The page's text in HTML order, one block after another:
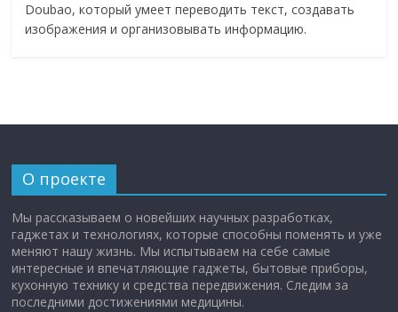
Doubao, который умеет переводить текст, создавать
изображения и организовывать информацию.
О проекте
Мы рассказываем о новейших научных разработках,
гаджетах и технологиях, которые способны поменять и уже
меняют нашу жизнь. Мы испытываем на себе самые
интересные и впечатляющие гаджеты, бытовые приборы,
кухонную технику и средства передвижения. Следим за
последними достижениями медицины.